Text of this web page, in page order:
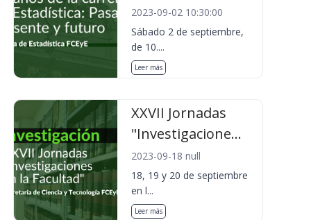
2023-09-02 10:30:00
Sábado 2 de septiembre,
de 10....
Leer más
XXVII Jornadas
"Investigacione...
2023-09-18 null
18, 19 y 20 de septiembre
en l...
Leer más